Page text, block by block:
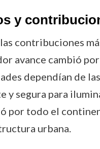
y
contribuciones
avance cambió
dependían de
y segura para
por todo el
urbana.